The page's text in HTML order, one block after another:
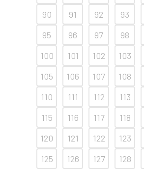
90
91 92 93
95
96 97 98
100
101 102 103
105
106 107 108
110
111 112 113
115
116 117 118
120
121 122 123
125
126 127 128